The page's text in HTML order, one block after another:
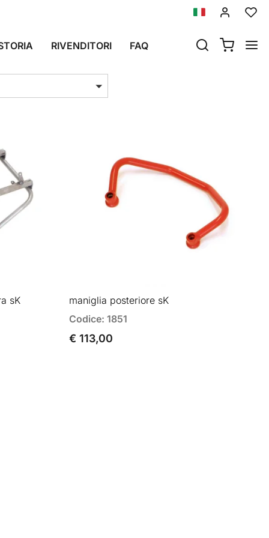
RIVENDITORI FAQ
sK
maniglia posteriore sK
Codice: 1851
€ 113,00